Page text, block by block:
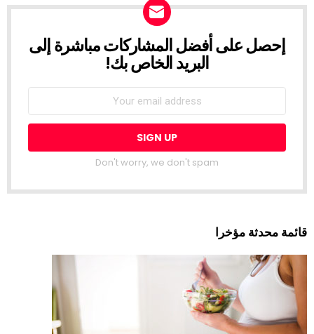
NEWSLETTER
إحصل على أفضل المشاركات مباشرة إلى
البريد الخاص بك!
Don't worry, we don't spam
محدثة مؤخرا